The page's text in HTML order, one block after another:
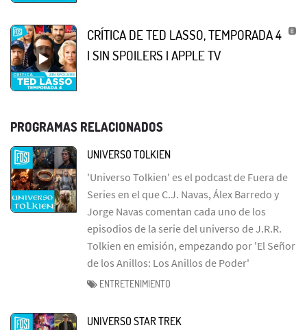
CRÍTICA DE TED LASSO, TEMPORADA 4
| SIN SPOILERS | APPLE TV
PROGRAMAS RELACIONADOS
UNIVERSO TOLKIEN
'Universo Tolkien' es el podcast de Fuera de
Series en el que C.J. Navas, Álex Barredo y
Jorge Navas comentan cada uno de los
episodios de la serie del universo de J.R.R.
Tolkien en emisión, empezando por 'El Señor
de los Anillos: Los Anillos de Poder'
ENTRETENIMIENTO
UNIVERSO STAR TREK